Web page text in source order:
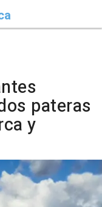
pateras
y